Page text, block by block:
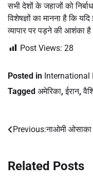
सभी देशों के जहाजों को
विशेषज्ञों का मानना है कि
व्यापार पर पड़ने की आशंका
Post Views: 28
Posted in International
Tagged अमेरिका,ईरान,
Post
Previous:नाओमी ओसाका
Related Posts